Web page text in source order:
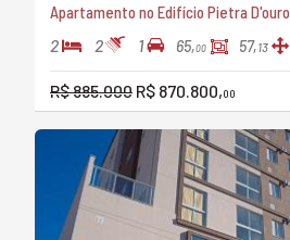
Apartamento no Edifício Pietra D'ouro
2 2 1 65,00 57,13
R$ 885.000 R$ 870.800,00